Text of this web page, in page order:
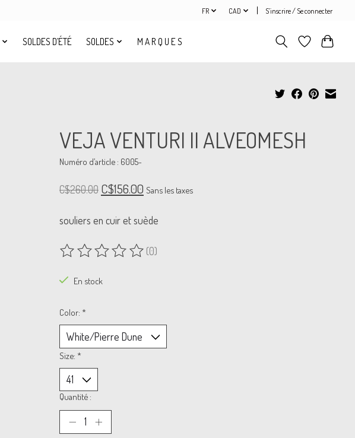
FR CAD S’inscrire / Se connecter
SOLDES D’ÉTÉ SOLDES M A R Q U E S
VEJA VENTURI II ALVEOMESH
Numéro d’article : 6005-
C$260.00 C$156.00 Sans les taxes
souliers en cuir et suède
Ce produit est évalué à0
(0)
En stock
Color: *
Size: *
Quantité :